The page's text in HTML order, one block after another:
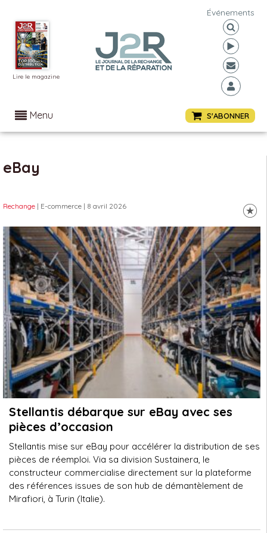
Lire le magazine
Événements
Menu S'ABONNER
eBay
Rechange | E-commerce | 8 avril 2026
Stellantis débarque sur eBay avec ses
pièces d’occasion
Stellantis mise sur eBay pour accélérer la distribution de ses
pièces de réemploi. Via sa division Sustainera, le
constructeur commercialise directement sur la plateforme
des références issues de son hub de démantèlement de
Mirafiori, à Turin (Italie).